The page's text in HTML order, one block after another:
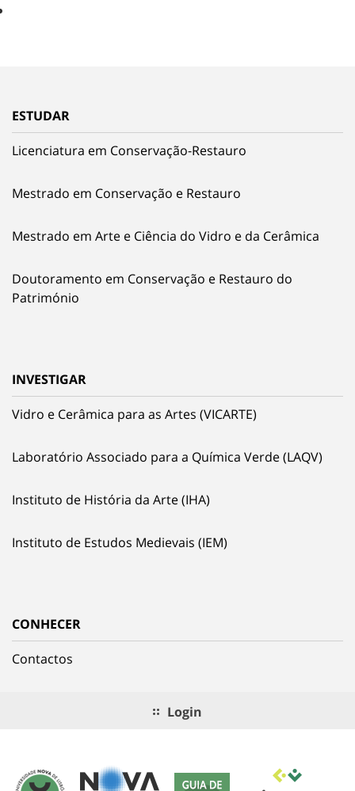
ESTUDAR
Licenciatura em Conservação-Restauro
Mestrado em Conservação e Restauro
Mestrado em Arte e Ciência do Vidro e da Cerâmica
Doutoramento em Conservação e Restauro do
Património
INVESTIGAR
Vidro e Cerâmica para as Artes (VICARTE)
Laboratório Associado para a Química Verde (LAQV)
Instituto de História da Arte (IHA)
Instituto de Estudos Medievais (IEM)
CONHECER
Contactos
Login